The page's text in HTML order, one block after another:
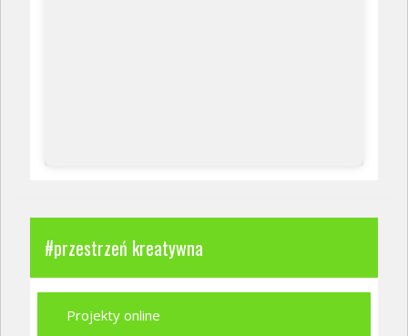
#przestrzeń kreatywna
Projekty online